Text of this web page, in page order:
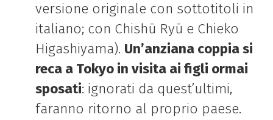
versione originale con sottotitoli in
italiano; con Chishū Ryū e Chieko
Higashiyama). Un’anziana coppia si
reca a Tokyo in visita ai figli ormai
sposati: ignorati da quest’ultimi,
faranno ritorno al proprio paese.